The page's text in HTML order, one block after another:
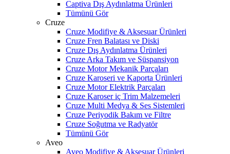
Captiva Dış Aydınlatma Ürünleri
Tümünü Gör
Cruze
Cruze Modifiye & Aksesuar Ürünleri
Cruze Fren Balatası ve Diski
Cruze Dış Aydınlatma Ürünleri
Cruze Arka Takım ve Süspansiyon
Cruze Motor Mekanik Parçaları
Cruze Karoseri ve Kaporta Ürünleri
Cruze Motor Elektrik Parçaları
Cruze Karoser iç Trim Malzemeleri
Cruze Multi Medya & Ses Sistemleri
Cruze Periyodik Bakım ve Filtre
Cruze Soğutma ve Radyatör
Tümünü Gör
Aveo
Aveo Modifiye & Aksesuar Ürünleri